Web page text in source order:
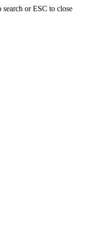
search or ESC to close